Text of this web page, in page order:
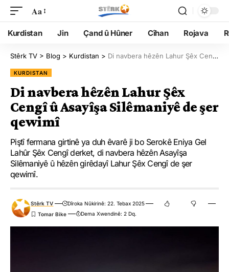
Aa
Kurdistan Jin Çand û Hûner Cîhan Rojava
Stêrk TV > Blog > Kurdistan > Di navbera hêzên Lahur Şêx Cengî û Asayîşa Silêmaniyê de şer qewimî
KURDISTAN
Di navbera hêzên Lahur Şêx
Cengî û Asayîşa Silêmaniyê de şer
qewimî
Piştî fermana girtinê ya duh êvarê ji bo Serokê Eniya Gel
Lahûr Şêx Cengî derket, di navbera hêzên Asayîşa
Silêmaniyê û hêzên girêdayî Lahur Şêx Cengî de şer
qewimî.
Stêrk TV
Dîroka Nûkirinê: 22. Tebax 2025
Dema Xwendinê: 2 Dq.